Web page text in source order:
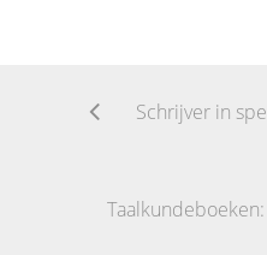
Schrijver in spe